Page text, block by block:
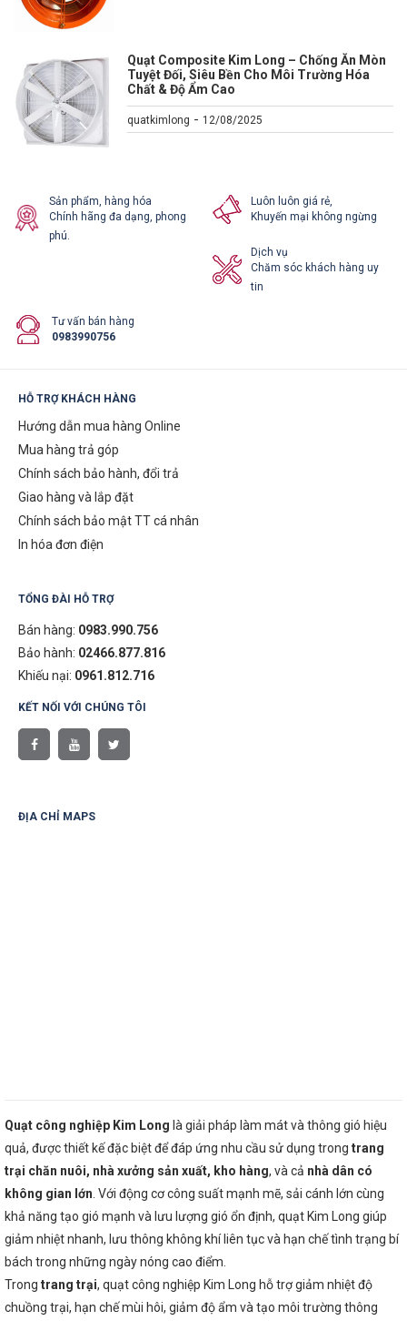
Quạt Composite Kim Long – Chống Ăn Mòn
Tuyệt Đối, Siêu Bền Cho Môi Trường Hóa
Chất & Độ Ẩm Cao
quatkimlong - 12/08/2025
Sản phẩm, hàng hóa
Chính hãng đa dạng, phong
phú.
Luôn luôn giá rẻ,
Khuyến mại không ngừng
Dịch vụ
Chăm sóc khách hàng uy
tin
Tư vấn bán hàng
0983990756
HỖ TRỢ KHÁCH HÀNG
Hướng dẫn mua hàng Online
Mua hàng trả góp
Chính sách bảo hành, đổi trả
Giao hàng và lắp đặt
Chính sách bảo mật TT cá nhân
In hóa đơn điện
TỔNG ĐÀI HỖ TRỢ
Bán hàng: 0983.990.756
Bảo hành: 02466.877.816
Khiếu nại: 0961.812.716
KẾT NỐI VỚI CHÚNG TÔI
ĐỊA CHỈ MAPS
Quạt công nghiệp Kim Long là giải pháp làm mát và thông gió hiệu
quả, được thiết kế đặc biệt để đáp ứng nhu cầu sử dụng trong trang
trại chăn nuôi, nhà xưởng sản xuất, kho hàng, và cả nhà dân có
không gian lớn . Với động cơ công suất mạnh mẽ, sải cánh lớn cùng
khả năng tạo gió mạnh và lưu lượng gió ổn định, quạt Kim Long giúp
giảm nhiệt nhanh, lưu thông không khí liên tục và hạn chế tình trạng bí
bách trong những ngày nóng cao điểm.
Trong trang trại, quạt công nghiệp Kim Long hỗ trợ giảm nhiệt độ
chuồng trại, hạn chế mùi hôi, giảm độ ẩm và tạo môi trường thông